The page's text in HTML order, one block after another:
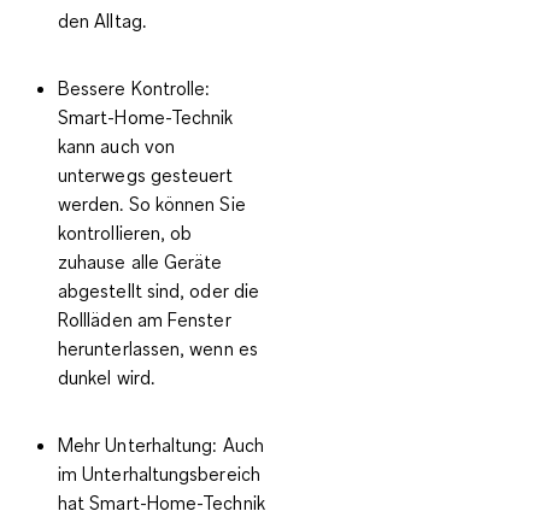
den Alltag.
Bessere Kontrolle:
Smart-Home-Technik
kann auch von
unterwegs gesteuert
werden. So können Sie
kontrollieren, ob
zuhause alle Geräte
abgestellt sind, oder die
Rollläden am Fenster
herunterlassen, wenn es
dunkel wird.
Mehr Unterhaltung: Auch
im Unterhaltungsbereich
hat Smart-Home-Technik